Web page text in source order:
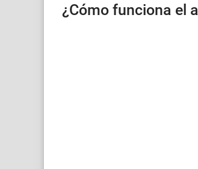
¿Cómo funciona el